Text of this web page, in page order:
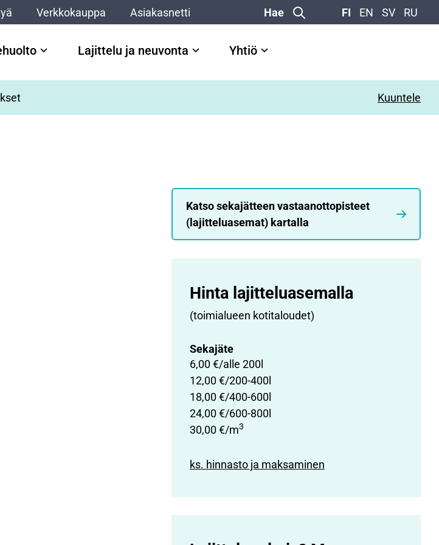
Verkkokauppa Asiakasnetti Hae FI EN SV RU
Lajittelu ja neuvonta Yhtiö
Kuuntele
Katso sekajätteen vastaanottopisteet
(lajitteluasemat) kartalla
Hinta lajittelu­asemalla
(toimialueen kotitaloudet)
Sekajäte
6,00 €/alle 200l
12,00 €/200-400l
18,00 €/400-600l
24,00 €/600-800l
30,00 €/m3
ks. hinnasto ja maksaminen